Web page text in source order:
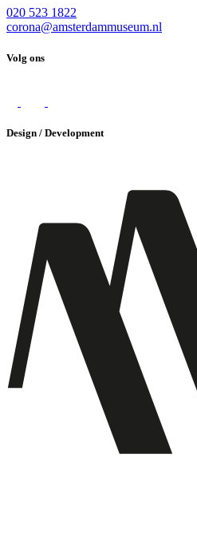
020 523 1822
corona@amsterdammuseum.nl
Volg ons
Design / Development